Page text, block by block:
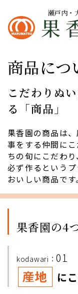
瀬戸内・
商品につ
こだわりぬ
る「商品」
果香園の商品は
事をする仲間に
ちの旬にこだわ
必ず作るという
おいしい商品です
果香園の4
kodawari：01
産地
に